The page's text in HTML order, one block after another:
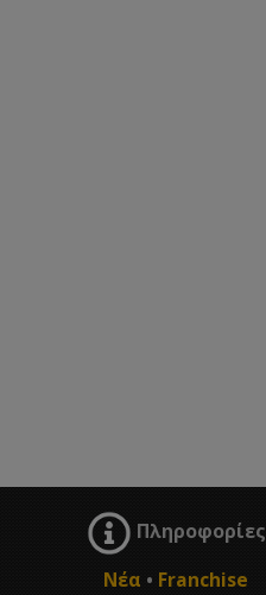
Πληροφορίες
Νέα • Franchise